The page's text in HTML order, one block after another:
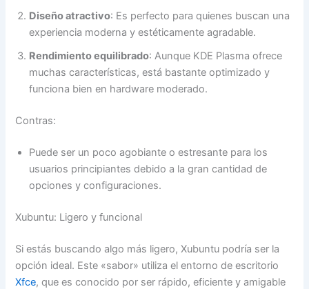
Diseño atractivo: Es perfecto para quienes buscan una
experiencia moderna y estéticamente agradable.
Rendimiento equilibrado: Aunque KDE Plasma ofrece
muchas características, está bastante optimizado y
funciona bien en hardware moderado.
Contras:
Puede ser un poco agobiante o estresante para los
usuarios principiantes debido a la gran cantidad de
opciones y configuraciones.
Xubuntu: Ligero y funcional
Si estás buscando algo más ligero, Xubuntu podría ser la
opción ideal. Este «sabor» utiliza el entorno de escritorio
Xfce, que es conocido por ser rápido, eficiente y amigable